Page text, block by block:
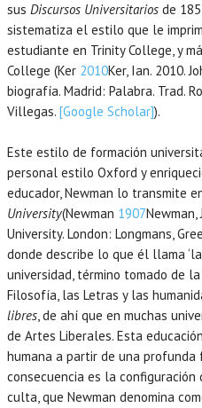
sus Discursos Universitarios de
sistematiza el estilo que le
estudiante en Trinity College, y
College (Ker 2010Ker, Ian. 2010.
biografía. Madrid: Palabra. Trad.
Villegas. [Google Scholar]).
Este estilo de formación
personal estilo Oxford y
educador, Newman lo transmite
University(Newman 1907Newman,
University. London: Longmans,
donde describe lo que él llama
universidad, término tomado de
Filosofía, las Letras y las
libres, de ahí que en muchas
de Artes Liberales. Esta
humana a partir de una
consecuencia es la
culta, que Newman denomina